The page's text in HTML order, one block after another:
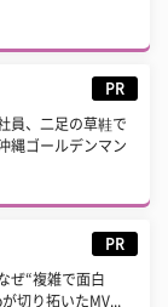
PR
員、二足の草鞋で
縄ゴールデンマン
PR
ぜ“複雑で面白
切り拓いたMV...